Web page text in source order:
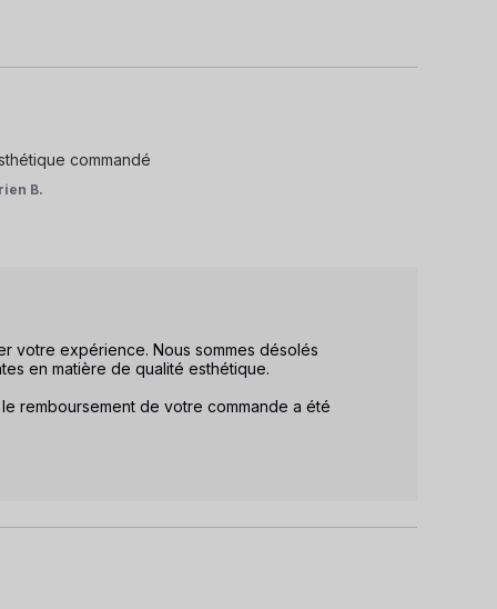
commandé
B.
votre expérience. Nous sommes désolés
en matière de qualité esthétique.
remboursement de votre commande a été